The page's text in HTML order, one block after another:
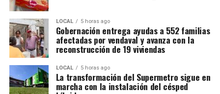
LOCAL 5 horas ago
Gobernación entrega ayudas a 552 familias
afectadas por vendaval y avanza con la
reconstrucción de 19 viviendas
LOCAL 5 horas ago
La transformación del Supermetro sigue en
marcha con la instalación del césped